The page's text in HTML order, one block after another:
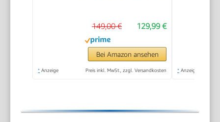
Schleifbandlänge/-
breite 915x100mm |
Tischneigung 0°–45° |
Gussmaterial-
129,99 €
149,00 €
Bei Amazon ansehen
* Anzeige Preis inkl. MwSt., zzgl. Versandkosten * Anzeige